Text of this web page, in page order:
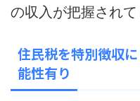
の収入が把握されて
住民税を特別徴収
能性有り